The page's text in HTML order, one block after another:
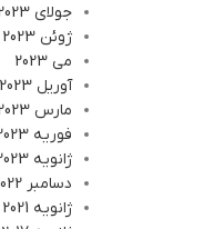
جولای 2023
ژوئن 2023
می 2023
آوریل 2023
مارس 2023
فوریه 2023
ژانویه 2023
دسامبر 2022
ژانویه 2021